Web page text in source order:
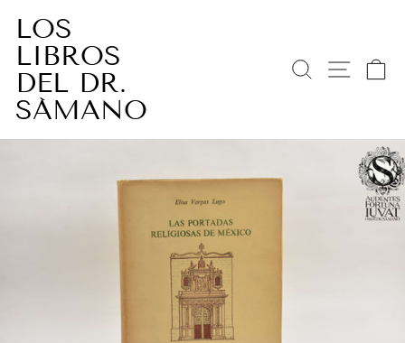
directamente
contenido
LOS
LIBROS
DEL DR.
SÁMANO
BUSCAR